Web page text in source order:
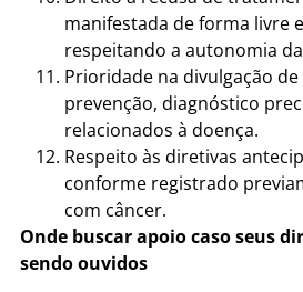
manifestada de forma livre
respeitando a autonomia
Prioridade na divulgação
prevenção, diagnóstico
relacionados à doença.
Respeito às diretivas
conforme registrado
com câncer.
Onde buscar apoio caso seus
sendo ouvidos